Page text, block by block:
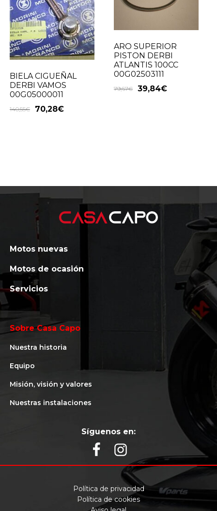
BIELA CIGUEÑAL
DERBI VAMOS
00G05000011
140,55€ 70,28€
ARO SUPERIOR
PISTON DERBI
ATLANTIS 100CC
00G02503111
79,67€ 39,84€
Motos nuevas
Motos de ocasión
Servicios
Sobre Casa Capo
Nuestra historia
Equipo
Misión, visión y valores
Nuestras instalaciones
Síguenos en:
Política de privacidad
Política de cookies